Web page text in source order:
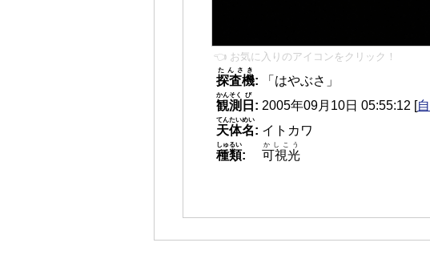
👈 お気に入りのアイコンをクリック！
探査機
たんさき
:
「はやぶさ」
観測
かんそく
日
び
: 2005年09月10日 05:55:12 [
天体名
てんたいめい
: イトカワ
種類
しゅるい
: 可視光
かしこう